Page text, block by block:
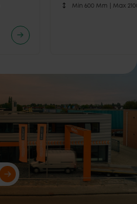
Min 600 Mm |Max